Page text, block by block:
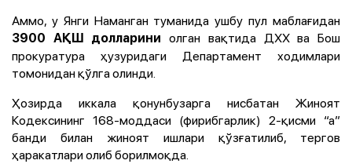
Аммо, у Янги Наманган туманида ушбу пул маблағидан
3900 АҚШ долларини олган вақтида ДХХ ва Бош
прокуратура ҳузуридаги Департамент ходимлари
томонидан қўлга олинди.
Ҳозирда иккала қонунбузарга нисбатан Жиноят
Кодексининг 168-моддаси (фирибгарлик) 2-қисми “а”
банди билан жиноят ишлари қўзғатилиб, тергов
ҳаракатлари олиб борилмоқда.